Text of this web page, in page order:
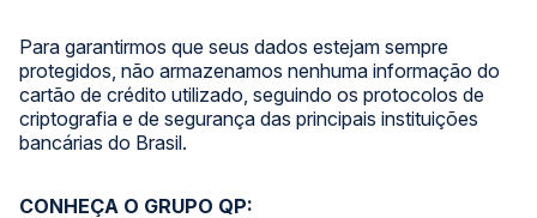
Para garantirmos que seus dados estejam sempre
protegidos, não armazenamos nenhuma informação do
cartão de crédito utilizado, seguindo os protocolos de
criptografia e de segurança das principais instituições
bancárias do Brasil.
CONHEÇA O GRUPO QP: